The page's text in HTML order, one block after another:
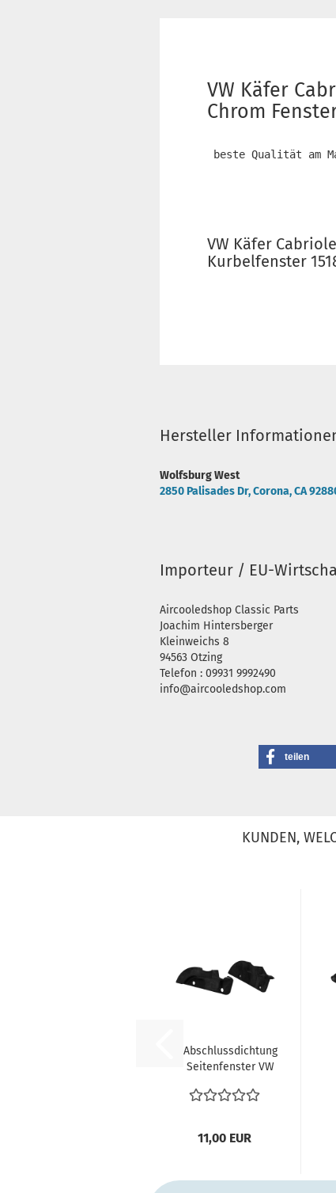
VW Käfer
Chrom
beste Qualität am
VW Käfer
Kurbelfenster
Hersteller
Wolfsburg West
2850 Palisades Dr, Corona, CA
Importeur / EU-
Aircooledshop Classic Parts
Joachim Hintersberger
Kleinweichs 8
94563 Otzing
Telefon : 09931 9992490
info@aircooledshop.com
teilen
KUNDEN,
Abschlussdichtung
Seitenfenster VW
79...
11,00 EUR